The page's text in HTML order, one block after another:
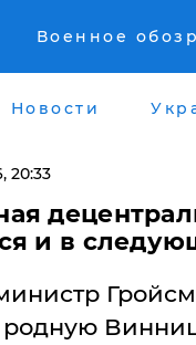
Военное
Новости
20:33
и в